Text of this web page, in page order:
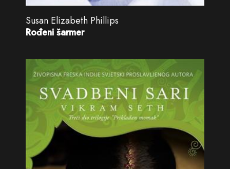
Susan Elizabeth Phillips
Rođeni šarmer